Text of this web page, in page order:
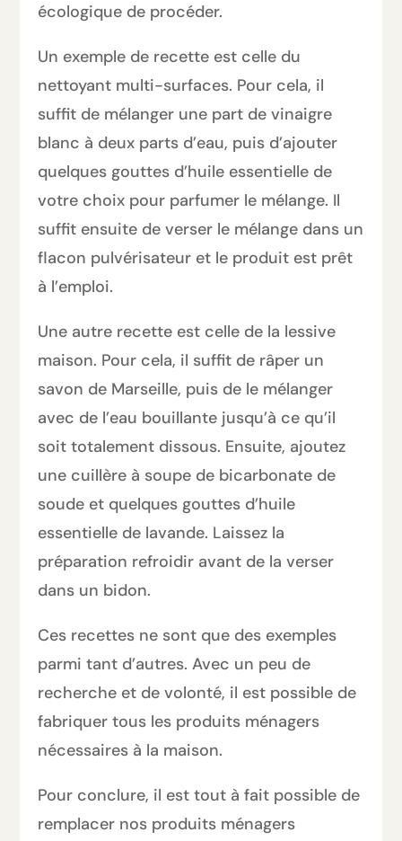
écologique de procéder.
Un exemple de recette est celle du
nettoyant multi-surfaces. Pour cela, il
suffit de mélanger une part de vinaigre
blanc à deux parts d’eau, puis d’ajouter
quelques gouttes d’huile essentielle de
votre choix pour parfumer le mélange. Il
suffit ensuite de verser le mélange dans un
flacon pulvérisateur et le produit est prêt
à l’emploi.
Une autre recette est celle de la lessive
maison. Pour cela, il suffit de râper un
savon de Marseille, puis de le mélanger
avec de l’eau bouillante jusqu’à ce qu’il
soit totalement dissous. Ensuite, ajoutez
une cuillère à soupe de bicarbonate de
soude et quelques gouttes d’huile
essentielle de lavande. Laissez la
préparation refroidir avant de la verser
dans un bidon.
Ces recettes ne sont que des exemples
parmi tant d’autres. Avec un peu de
recherche et de volonté, il est possible de
fabriquer tous les produits ménagers
nécessaires à la maison.
Pour conclure, il est tout à fait possible de
remplacer nos produits ménagers